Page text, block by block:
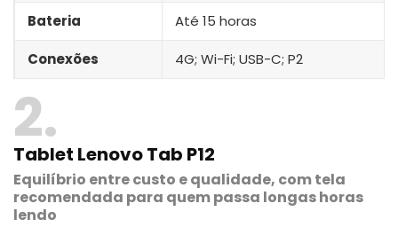
Bateria Até 15 horas
Conexões 4G; Wi-Fi; USB-C; P2
2
Tablet Lenovo Tab P12
Equilíbrio entre custo e qualidade, com tela
recomendada para quem passa longas horas
lendo